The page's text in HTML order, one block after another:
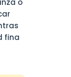
o
fina